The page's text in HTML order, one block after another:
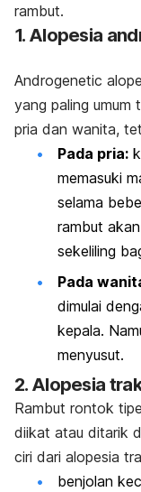
rambut.
1. Alopesia
Androgenetic
yang paling umum
pria dan wanita,
Pada pria:
memasuki
selama
rambut
sekeliling
Pada
dimulai
kepala.
menyusut.
2. Alopesia
Rambut rontok
diikat atau ditarik
ciri dari alopesia
benjolan